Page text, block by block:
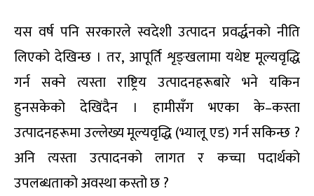
यस वर्ष पनि सरकारले स्वदेशी उत्पादन प्रवर्द्धनको नीति
लिएको देखिन्छ । तर, आपूर्ति शृङ्खलामा यथेष्ट मूल्यवृद्धि
गर्न सक्ने त्यस्ता राष्ट्रिय उत्पादनहरूबारे भने यकिन
हुनसकेको देखिंदैन । हामीसँग भएका के–कस्ता
उत्पादनहरूमा उल्लेख्य मूल्यवृद्धि (भ्यालू एड) गर्न सकिन्छ ?
अनि त्यस्ता उत्पादनको लागत र कच्चा पदार्थको
उपलब्धताको अवस्था कस्तो छ ?